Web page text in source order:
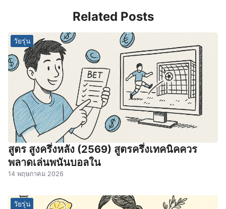
Related Posts
วัยรุ่น
สูตร สูงครึ่งหลัง (2569) สูตรครึ่งเทคนิคควร
พลาดเล่นพนันบอลใน
14 พฤษภาคม 2026
วัยรุ่น